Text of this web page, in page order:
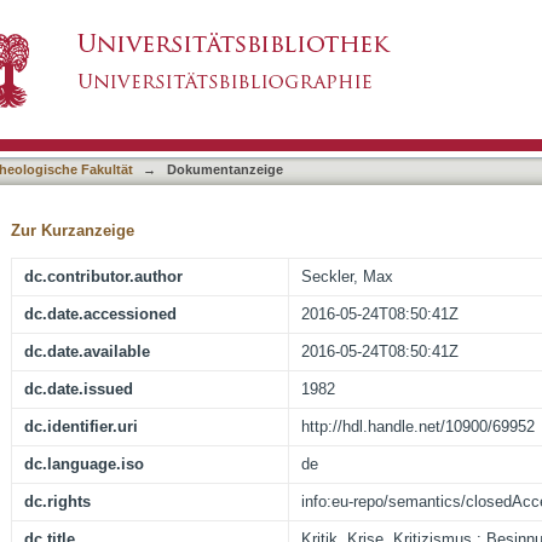
Fakultät → Dokumentanzeige
Zur Kurzanzeige
dc.contributor.author Seckler, Max
dc.date.accessioned 2016-05-24T08:50:41Z
dc.date.available 2016-05-24T08:50:41Z
dc.date.issued 1982
dc.identifier.uri http://hdl.handle.net/10900/69952
dc.language.iso de
dc.rights info:eu-repo/semantics/